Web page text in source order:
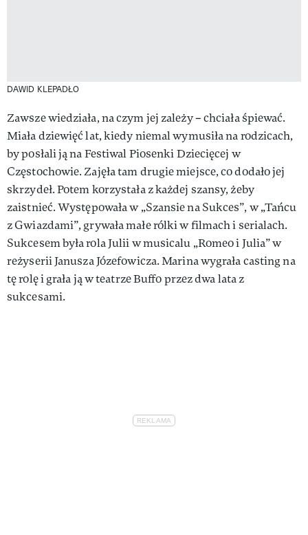
DAWID KLEPADŁO
Zawsze wiedziała, na czym jej zależy – chciała śpiewać.
Miała dziewięć lat, kiedy niemal wymusiła na rodzicach,
by posłali ją na Festiwal Piosenki Dziecięcej w
Częstochowie. Zajęła tam drugie miejsce, co dodało jej
skrzydeł. Potem korzystała z każdej szansy, żeby
zaistnieć. Występowała w „Szansie na Sukces”, w „Tańcu
z Gwiazdami”, grywała małe rólki w filmach i serialach.
Sukcesem była rola Julii w musicalu „Romeo i Julia” w
reżyserii Janusza Józefowicza. Marina wygrała casting na
tę rolę i grała ją w teatrze Buffo przez dwa lata z
sukcesami.